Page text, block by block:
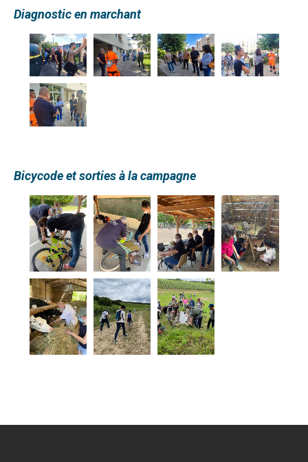
Diagnostic en marchant
Bicycode et sorties à la campagne